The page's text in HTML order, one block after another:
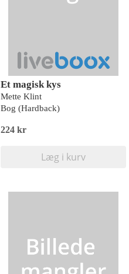
Et magisk kys
Mette Klint
Bog (Hardback)
224 kr
Læg i kurv